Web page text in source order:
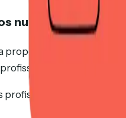
num único link
proposta, tabela de
nada se